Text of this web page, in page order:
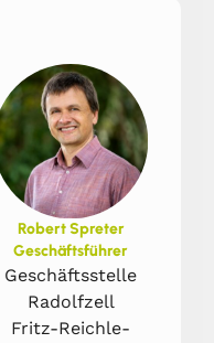
Robert Spreter
Geschäftsführer
Geschäftsstelle
Radolfzell
Fritz-Reichle-